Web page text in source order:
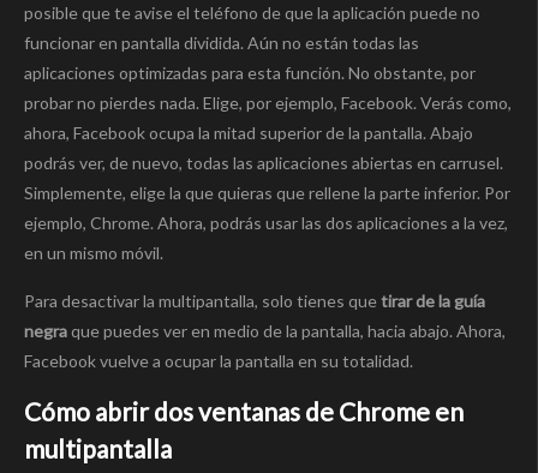
posible que te avise el teléfono de que la aplicación puede no
funcionar en pantalla dividida. Aún no están todas las
aplicaciones optimizadas para esta función. No obstante, por
probar no pierdes nada. Elige, por ejemplo, Facebook. Verás como,
ahora, Facebook ocupa la mitad superior de la pantalla. Abajo
podrás ver, de nuevo, todas las aplicaciones abiertas en carrusel.
Simplemente, elige la que quieras que rellene la parte inferior. Por
ejemplo, Chrome. Ahora, podrás usar las dos aplicaciones a la vez,
en un mismo móvil.
Para desactivar la multipantalla, solo tienes quetirar de la guía
negraque puedes ver en medio de la pantalla, hacia abajo. Ahora,
Facebook vuelve a ocupar la pantalla en su totalidad.
Cómo abrir dos ventanas de Chrome en
multipantalla